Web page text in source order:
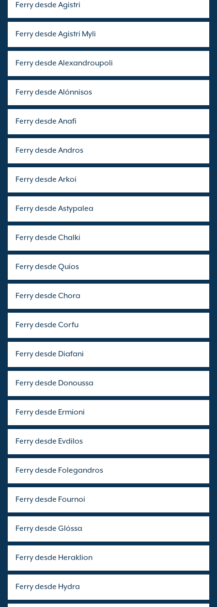
Ferry desde Agistri
Ferry desde Agistri Myli
Ferry desde Alexandroupoli
Ferry desde Alónnisos
Ferry desde Anafi
Ferry desde Andros
Ferry desde Arkoi
Ferry desde Astypalea
Ferry desde Chalki
Ferry desde Quíos
Ferry desde Chora
Ferry desde Corfu
Ferry desde Diafani
Ferry desde Donoussa
Ferry desde Ermioni
Ferry desde Evdilos
Ferry desde Folegandros
Ferry desde Fournoi
Ferry desde Glóssa
Ferry desde Heraklion
Ferry desde Hydra